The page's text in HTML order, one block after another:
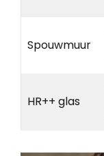
Spouwmuur
HR++ glas